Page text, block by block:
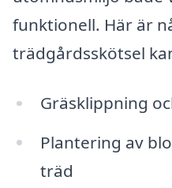
funktionell. Här är
trädgårdsskötsel
Gräsklippning
Plantering av
träd